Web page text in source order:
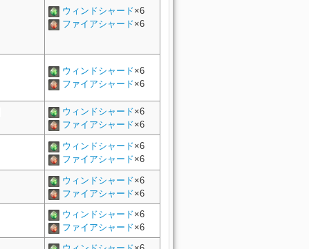
ウィンドシャード×6
ファイアシャード×6
ウィンドシャード×6
ファイアシャード×6
ウィンドシャード×6
ファイアシャード×6
ウィンドシャード×6
ファイアシャード×6
ウィンドシャード×6
ファイアシャード×6
ウィンドシャード×6
ファイアシャード×6